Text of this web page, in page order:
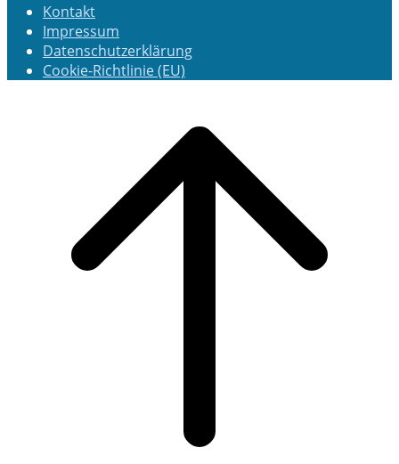
Kontakt
Impressum
Datenschutzerklärung
Cookie-Richtlinie (EU)